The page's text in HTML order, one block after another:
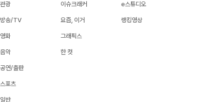
관광
방송/TV
영화
음악
공연/출판
스포츠
일반
이슈크래커
요즘, 이거
그래픽스
한 컷
e스튜디오
랭킹영상